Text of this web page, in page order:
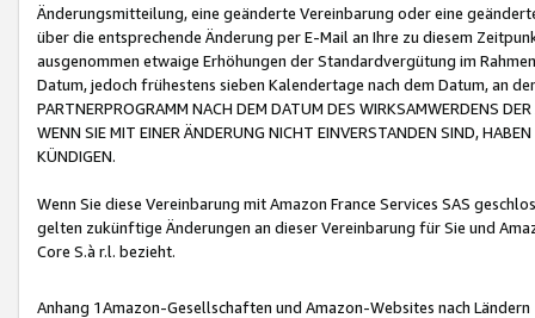
Änderungsmitteilung, eine geänderte Vereinbarung oder eine
über die entsprechende Änderung per E-Mail an Ihre zu diesem
ausgenommen etwaige Erhöhungen der Standardvergütung im
Datum, jedoch frühestens sieben Kalendertage nach dem Datum, an
PARTNERPROGRAMM NACH DEM DATUM DES WIRKSAMWERDENS
WENN SIE MIT EINER ÄNDERUNG NICHT EINVERSTANDEN SIND,
KÜNDIGEN.
Wenn Sie diese Vereinbarung mit Amazon France Services SAS
gelten zukünftige Änderungen an dieser Vereinbarung für Sie und
Core S.à r.l. bezieht.
Anhang 1Amazon-Gesellschaften und Amazon-Websites nach Ländern